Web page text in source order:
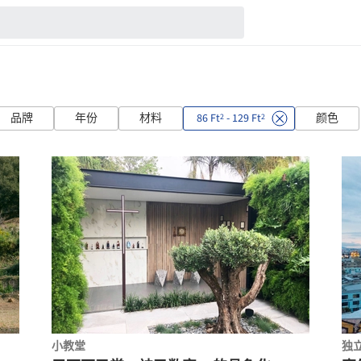
品牌 年份 材料 86 Ft2 - 129 Ft2 颜色
小教堂 独